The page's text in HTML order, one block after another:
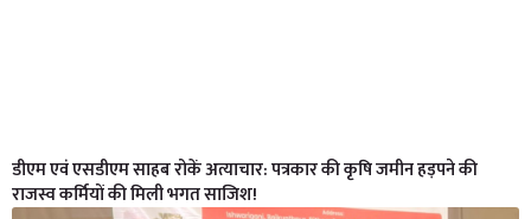
डीएम एवं एसडीएम साहब रोकें अत्याचार: पत्रकार की कृषि जमीन हड़पने की
राजस्व कर्मियों की मिली भगत साजिश!